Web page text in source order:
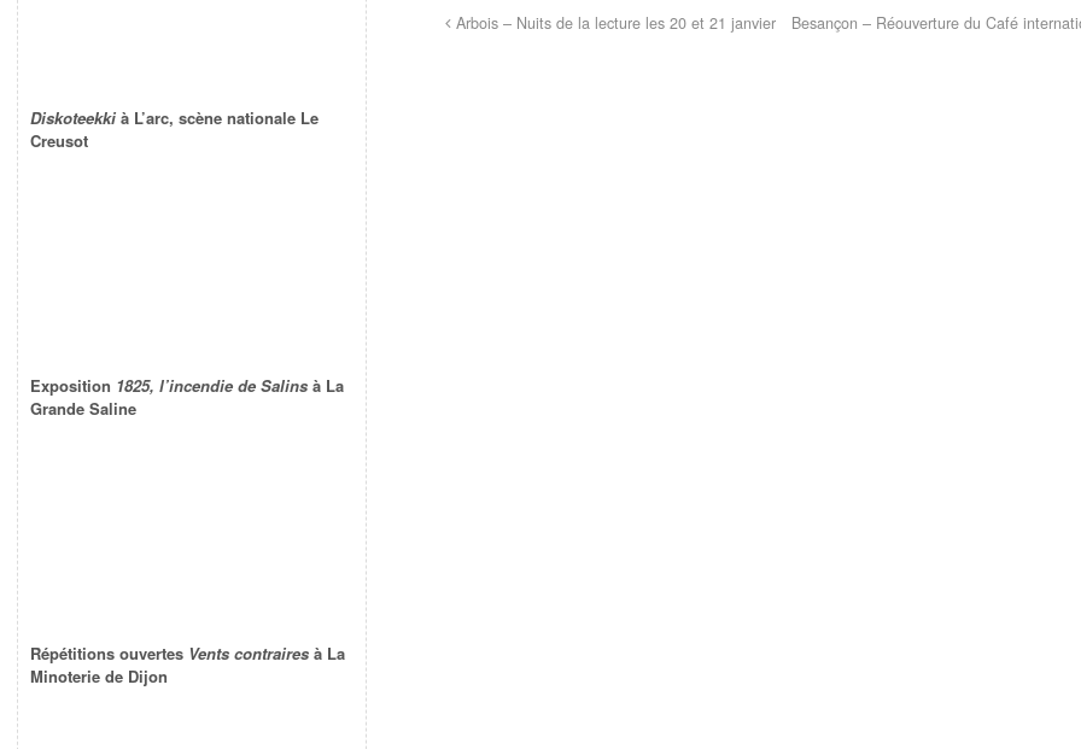
Arbois – Nuits de la lecture les 20 et 21 janvier Besançon – Réouverture du Café
Diskoteekki à L’arc, scène nationale Le
Creusot
Exposition 1825, l’incendie de Salins à La
Grande Saline
Répétitions ouvertes Vents contraires à La
Minoterie de Dijon